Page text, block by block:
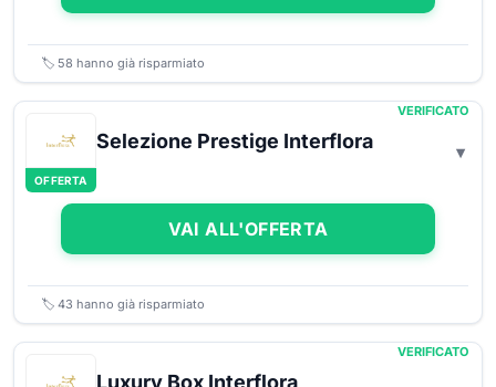
🏷️ 58 hanno già risparmiato
OFFERTA
VERIFICATO
Selezione Prestige Interflora
VAI ALL'OFFERTA
🏷️ 43 hanno già risparmiato
VERIFICATO
Luxury Box Interflora